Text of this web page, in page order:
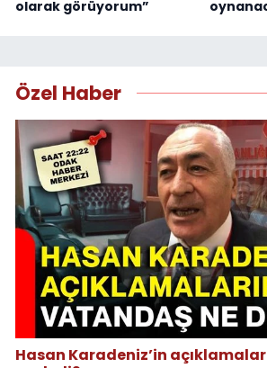
olarak görüyorum”
Özel Haber
Hasan Karadeniz’in